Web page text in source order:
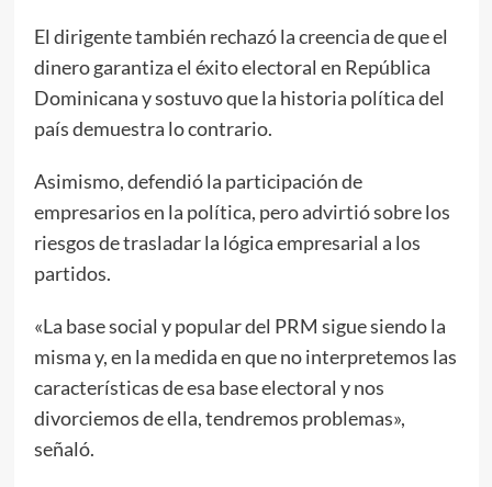
El dirigente también rechazó la creencia de que el
dinero garantiza el éxito electoral en República
Dominicana y sostuvo que la historia política del
país demuestra lo contrario.
Asimismo, defendió la participación de
empresarios en la política, pero advirtió sobre los
riesgos de trasladar la lógica empresarial a los
partidos.
«La base social y popular del PRM sigue siendo la
misma y, en la medida en que no interpretemos las
características de esa base electoral y nos
divorciemos de ella, tendremos problemas»,
señaló.